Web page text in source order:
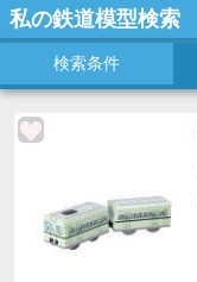
私の鉄道模型検索
検索条件